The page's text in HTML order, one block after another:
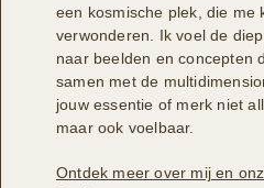
een kosmische plek, die me
verwonderen. Ik voel de
naar beelden en concepten
samen met de
jouw essentie of merk niet
maar ook voelbaar.
Ontdek meer over mij en